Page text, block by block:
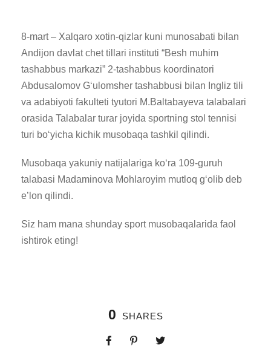
8-mart – Xalqaro xotin-qizlar kuni munosabati bilan
Andijon davlat chet tillari instituti “Besh muhim
tashabbus markazi” 2-tashabbus koordinatori
Abdusalomov Gʻulomsher tashabbusi bilan Ingliz tili
va adabiyoti fakulteti tyutori M.Baltabayeva talabalari
orasida Talabalar turar joyida sportning stol tennisi
turi boʻyicha kichik musobaqa tashkil qilindi.
Musobaqa yakuniy natijalariga koʻra 109-guruh
talabasi Madaminova Mohlaroyim mutloq gʻolib deb
e’lon qilindi.
Siz ham mana shunday sport musobaqalarida faol
ishtirok eting!
0 SHARES